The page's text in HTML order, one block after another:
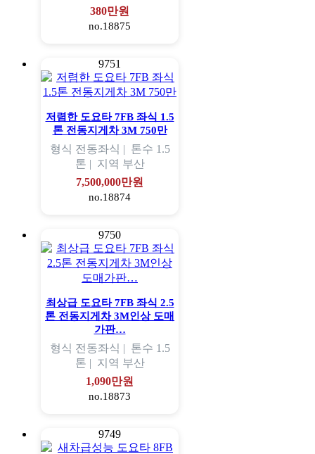
380만원
no.18875
9751
저렴한 도요타 7FB 좌식 1.5
톤 전동지게차 3M 750만
형식 전동좌식 | 톤수 1.5
톤 | 지역 부산
7,500,000만원
no.18874
9750
최상급 도요타 7FB 좌식 2.5
톤 전동지게차 3M인상 도매
가판…
형식 전동좌식 | 톤수 1.5
톤 | 지역 부산
1,090만원
no.18873
9749